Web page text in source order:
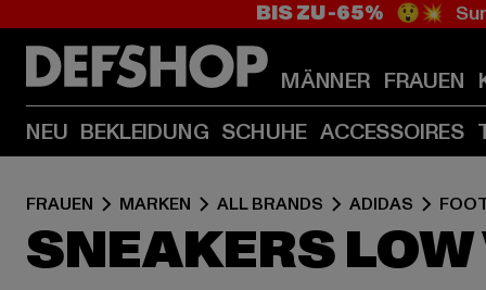
BIS ZU -65% 😲💥
MÄNNER FRAUEN
NEU BEKLEIDUNG SCHUHE ACCESSOIRES
FRAUEN MARKEN ALL BRANDS ADIDAS
SNEAKERS